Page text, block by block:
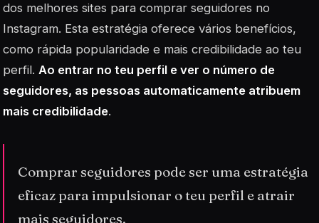
dos melhores sites para comprar seguidores no
Instagram. Esta estratégia oferece vários benefícios,
como rápida popularidade e mais credibilidade ao teu
perfil. Ao entrar no teu perfil e ver o número de
seguidores, as pessoas automaticamente atribuem
mais credibilidade.
Comprar seguidores pode ser uma estratégia
eficaz para impulsionar o teu perfil e atrair
mais seguidores.